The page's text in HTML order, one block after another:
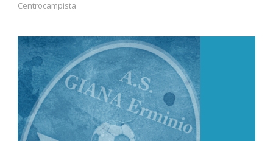
Centrocampista